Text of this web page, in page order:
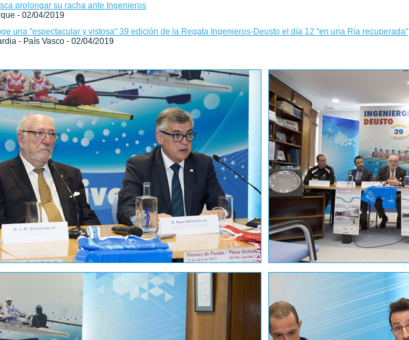
prolongar su racha ante Ingenieros
- 02/04/2019
una "espectacular y vistosa" 39 edición de la Regata Ingenieros-Deusto el día 12 "en una Ría recuperada"
- País Vasco - 02/04/2019